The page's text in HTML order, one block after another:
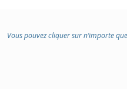
Vous pouvez cliquer sur n’importe